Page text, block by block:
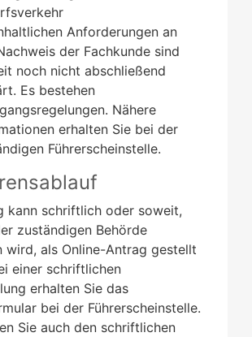
Anforderungen an
der Fachkunde sind
noch nicht abschließend
Es bestehen
Nähere
erhalten Sie bei der
Führerscheinstelle.
kann schriftlich oder soweit,
zuständigen Behörde
wird, als Online-Antrag gestellt
einer schriftlichen
erhalten Sie das
bei der Führerscheinstelle.
Sie auch den schriftlichen